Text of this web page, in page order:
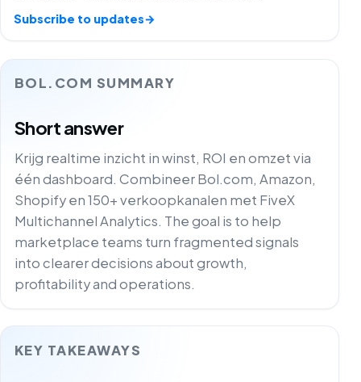
BOL.COM SUMMARY
Short answer
Krijg realtime inzicht in winst, ROI en omzet via
één dashboard. Combineer Bol.com, Amazon,
Shopify en 150+ verkoopkanalen met FiveX
Multichannel Analytics. The goal is to help
marketplace teams turn fragmented signals
into clearer decisions about growth,
profitability and operations.
KEY TAKEAWAYS
Subscribe to updates→